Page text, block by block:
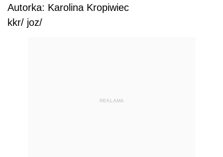
Autorka: Karolina Kropiwiec
kkr/ joz/
REKLAMA